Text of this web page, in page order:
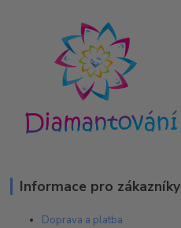
Informace pro zákazníky
Doprava a platba